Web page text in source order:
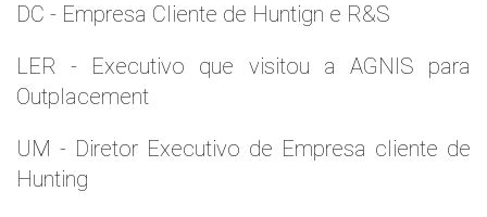
DC - Empresa Cliente de Huntign e R&S
LER - Executivo que visitou a AGNIS para
Outplacement
UM - Diretor Executivo de Empresa cliente de
Hunting